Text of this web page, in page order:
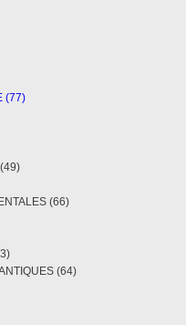
(77)
(66)
(64)